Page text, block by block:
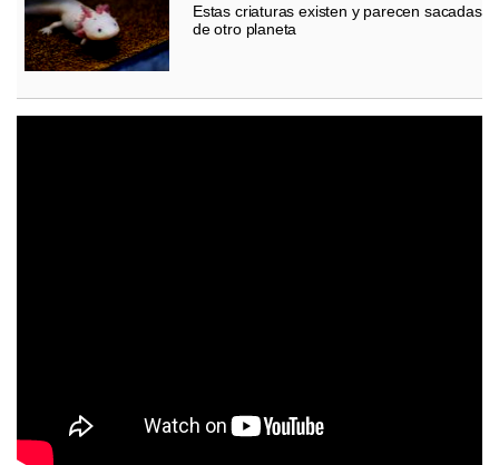
Estas criaturas existen y parecen sacadas
de otro planeta